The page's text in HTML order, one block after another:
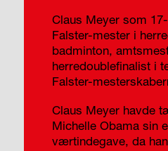
Claus Meyer som
Falster-mester i
badminton,
herredoublefinalist i
Falster-
Claus Meyer havde
Michelle Obama sin
værtindegave, da